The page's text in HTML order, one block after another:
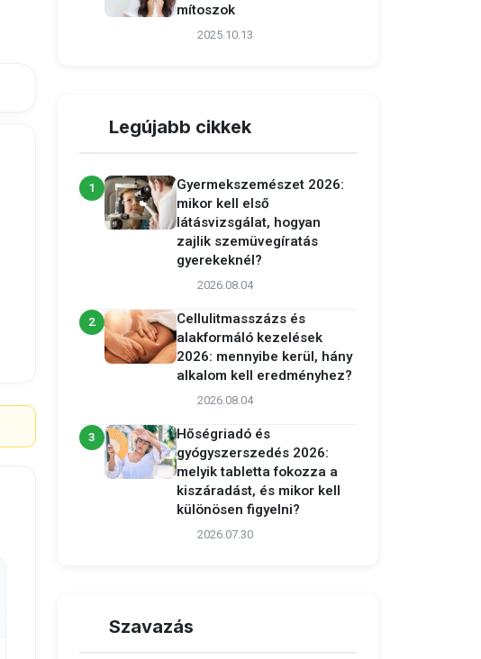
mítoszok
2025.10.13
Legújabb cikkek
1
Gyermekszemészet 2026:
mikor kell első
látásvizsgálat, hogyan
zajlik szemüvegíratás
gyerekeknél?
2026.08.04
2
Cellulitmasszázs és
alakformáló kezelések
2026: mennyibe kerül, hány
alkalom kell eredményhez?
2026.08.04
3
Hőségriadó és
gyógyszerszedés 2026:
melyik tabletta fokozza a
kiszáradást, és mikor kell
különösen figyelni?
2026.07.30
Szavazás